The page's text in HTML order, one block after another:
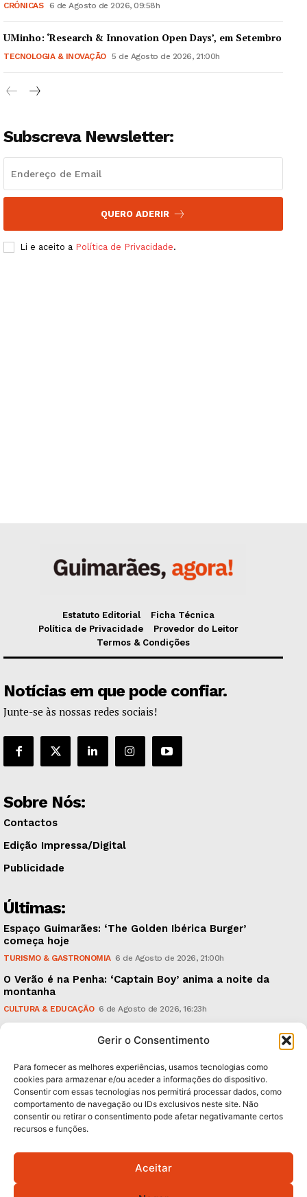
Guimarães, agora!
Institucional
Artigos
Grande Entrevista
Gerir o Consentimento
Para fornecer as melhores experiências, usamos tecnologias como
cookies para armazenar e/ou aceder a informações do dispositivo.
Consentir com essas tecnologias nos permitirá processar dados, como
comportamento de navegação ou IDs exclusivos neste site. Não
consentir ou retirar o consentimento pode afetar negativamante certos
recursos e funções.
Aceitar
CRÓNICAS 6 de Agosto de 2026, 09:58h
UMinho: ‘Research & Innovation Open Days’, em Setembro
TECNOLOGIA & INOVAÇÃO 5 de Agosto de 2026, 21:00h
Subscreva Newsletter:
QUERO ADERIR
Li e aceito a Política de Privacidade.
Estatuto Editorial
Ficha Técnica
Política de Privacidade
Provedor do Leitor
Termos & Condições
Notícias em que pode confiar.
Junte-se às nossas redes sociais!
Sobre Nós:
Contactos
Edição Impressa/Digital
Publicidade
Últimas:
Espaço Guimarães: ‘The Golden Ibérica Burger’
começa hoje
TURISMO & GASTRONOMIA 6 de Agosto de 2026, 21:00h
O Verão é na Penha: ‘Captain Boy’ anima a noite da
montanha
CULTURA & EDUCAÇÃO 6 de Agosto de 2026, 16:23h
em causa”, garante Ricardo Araújo
Subscreva Newsletter:
QUERO ADERIR